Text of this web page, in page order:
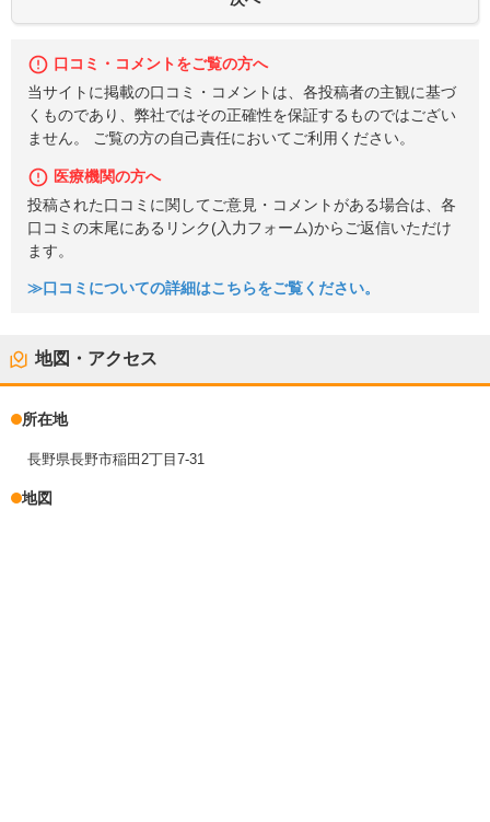
口コミ・コメントをご覧の方へ
当サイトに掲載の口コミ・コメントは、各投稿者の主観に基づ
くものであり、弊社ではその正確性を保証するものではござい
ません。 ご覧の方の自己責任においてご利用ください。
医療機関の方へ
投稿された口コミに関してご意見・コメントがある場合は、各
口コミの末尾にあるリンク(入力フォーム)からご返信いただけ
ます。
≫口コミについての詳細はこちらをご覧ください。
地図・アクセス
所在地
長野県長野市稲田2丁目7-31
地図